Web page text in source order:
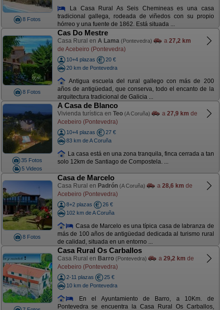
8 Fotos
La Casa Rural As Seis Chemineas es una casa
tradicional gallega, rodeada de viñedos con su propio
hórreo y una fuente de 1862. Está situada ...
8 Fotos
Cas Do Mestre
Casa Rural en A Lama (Pontevedra) a 27,2 km
de Acebeiro (Pontevedra)
10+4 plazas
20 €
20 km de Pontevedra
Antigua escuela del rural gallego con más de 200
años de antigüedad, que conserva, todo el encanto de la
arquitectura tradicional de Galicia ...
35 Fotos
5 Videos
A Casa de Blanco
Vivienda turística en Teo (A Coruña) a 27,9 km de
Acebeiro (Pontevedra)
10+4 plazas
27 €
83 km de A Coruña
La casa está en una zona tranquila, finca cerrada a tan
solo 12km de Santiago de Compostela. ...
8 Fotos
Casa de Marcelo
Casa Rural en Padrón (A Coruña) a 28,6 km de
Acebeiro (Pontevedra)
8+2 plazas
26 €
102 km de A Coruña
Casa de Marcelo es una típica casa de labranza de
más de 100 años de antigüedad dedicada al turismo rural
de calidad, situada en un entorno ...
Casa Rural Os Carballos
Casa Rural en Barro (Pontevedra) a 29,2 km de
Acebeiro (Pontevedra)
2-11 plazas
25 €
10 km de Pontevedra
En el Ayuntamiento de Barro, a 10Km. de
Pontevedra se encuentra la Casa Rural Os Carballos,